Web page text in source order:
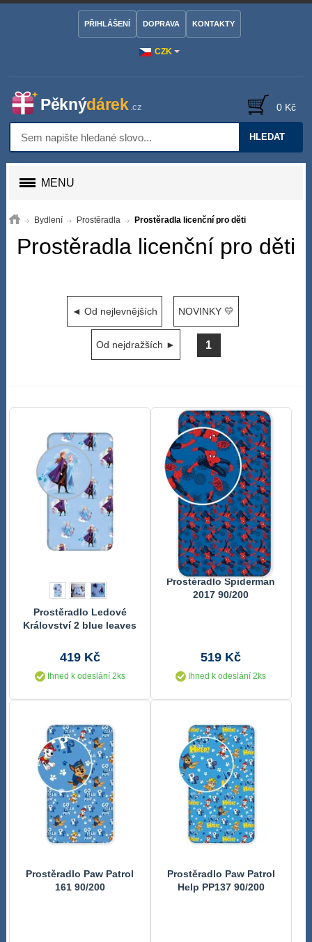
CZK
PŘIHLÁŠENÍ DOPRAVA KONTAKTY
HLEDAT
0 Kč
MENU
Bydlení Prostěradla Prostěradla licenční pro děti
Prostěradla licenční pro děti
◄ Od nejlevnějších NOVINKY 💛
Od nejdražších ► 1
Prostěradlo Ledové
Království 2 blue leaves
419 Kč
Ihned k odeslání 2ks
Prostěradlo Spiderman
2017 90/200
519 Kč
Ihned k odeslání 2ks
Prostěradlo Paw Patrol
161 90/200
Prostěradlo Paw Patrol
Help PP137 90/200